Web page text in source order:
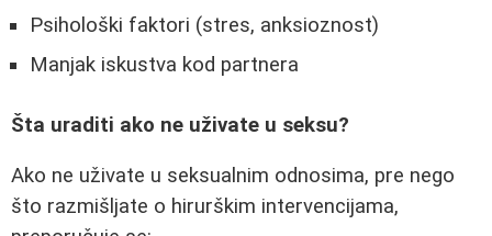
Psihološki faktori (stres, anksioznost)
Manjak iskustva kod partnera
Šta uraditi ako ne uživate u seksu?
Ako ne uživate u seksualnim odnosima, pre nego
što razmišljate o hirurškim intervencijama,